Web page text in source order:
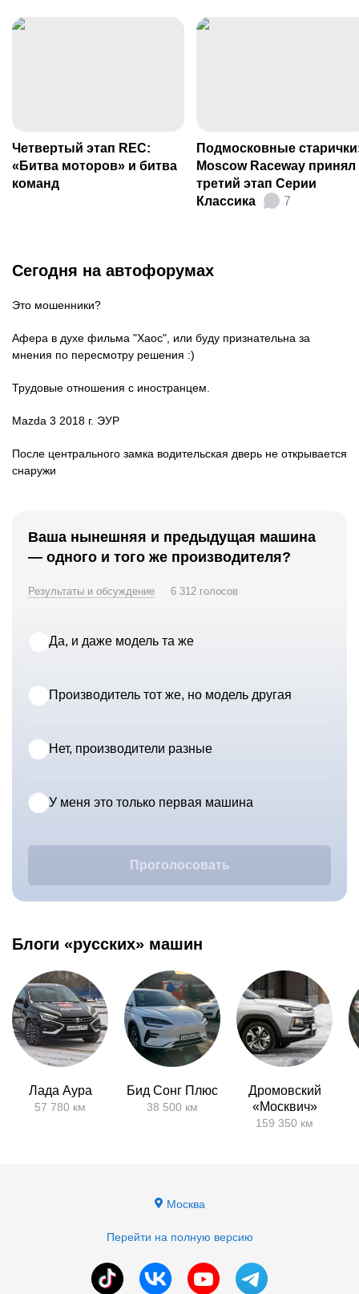
Четвертый этап REC:
«Битва моторов» и битва
команд
Подмосковные
Moscow Raceway принял
третий этап Серии
Классика
7
Сегодня на автофорумах
Это мошенники?
Афера в духе фильма "Хаос", или буду признательна за
мнения по пересмотру решения :)
Трудовые отношения с иностранцем.
Mazda 3 2018 г. ЭУР
После центрального замка водительская дверь не открывается
снаружи
Ваша нынешняя и предыдущая машина
— одного и того же производителя?
Результаты и обсуждение 6 312 голосов
Да, и даже модель та же
Производитель тот же, но модель другая
Нет, производители разные
У меня это только первая машина
Проголосовать
Блоги «русских» машин
Лада Аура
57 780 км
Бид Сонг Плюс
38 500 км
Дромовский
«Москвич»
159 350 км
Москва
Перейти на полную версию